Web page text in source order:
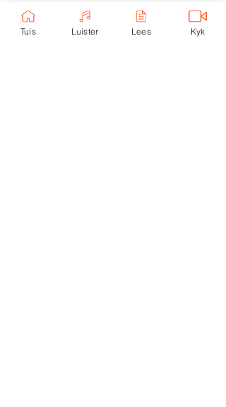
Ondersteun eKerk:
Ekerk Vereniging
Tuis Luister Lees Kyk